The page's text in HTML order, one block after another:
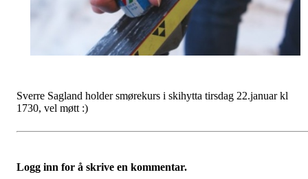
Sverre Sagland holder smørekurs i skihytta tirsdag 22.januar kl
1730, vel møtt :)
Logg inn for å skrive en kommentar.